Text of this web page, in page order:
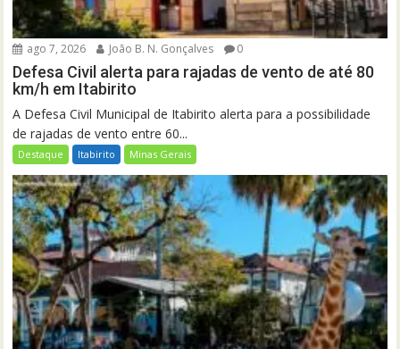
ago 7, 2026 João B. N. Gonçalves 0
Defesa Civil alerta para rajadas de vento de até 80
km/h em Itabirito
A Defesa Civil Municipal de Itabirito alerta para a possibilidade
de rajadas de vento entre 60...
Destaque Itabirito Minas Gerais